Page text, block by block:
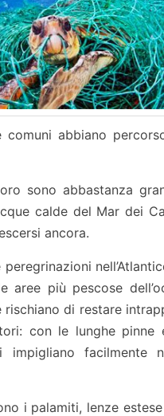
comuni abbiano
sono abbastanza
calde del Mar dei
ancora.
peregrinazioni
aree più pescose
rischiano di restare
con le lunghe pinne
impigliano facilmente
i palamiti, lenze